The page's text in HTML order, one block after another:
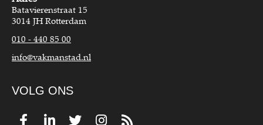
Batavierenstraat 15
3014 JH Rotterdam
010 - 440 85 00
info@vakmanstad.nl
VOLG ONS